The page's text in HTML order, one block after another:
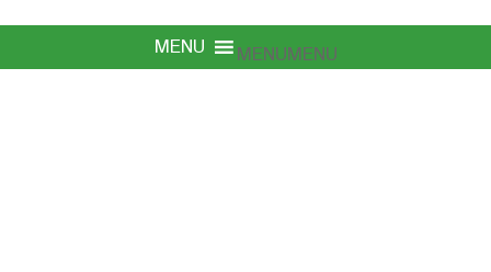
MENUMENU